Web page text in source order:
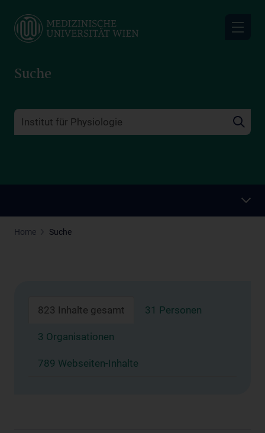
main
Suche
Home Suche
823 Inhalte gesamt 31 Personen
3 Organisationen
789 Webseiten-Inhalte